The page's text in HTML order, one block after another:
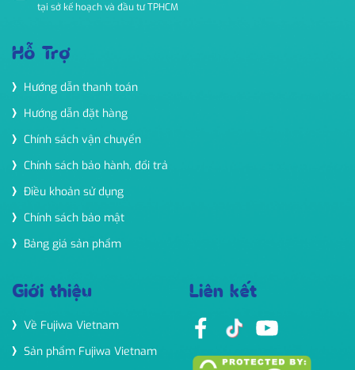
tại sở kế hoạch và đầu tư TPHCM
Hỗ Trợ
Hướng dẫn thanh toán
Hướng dẫn đặt hàng
Chính sách vận chuyển
Chính sách bảo hành, đổi trả
Điều khoản sử dụng
Chính sách bảo mật
Bảng giá sản phẩm
Giới thiệu
Về Fujiwa Vietnam
Sản phẩm Fujiwa Vietnam
Liên kết